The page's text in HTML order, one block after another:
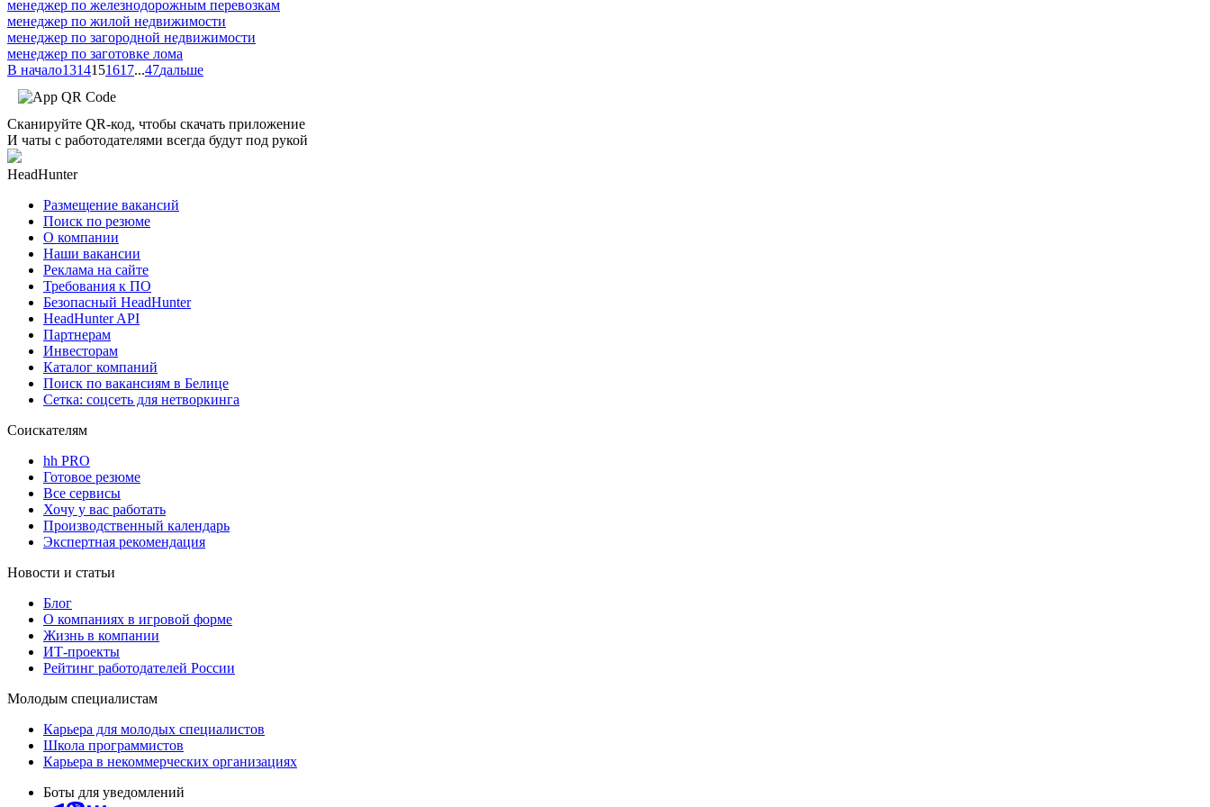
менеджер по железнодорожным перевозкам
менеджер по жилой недвижимости
менеджер по загородной недвижимости
менеджер по заготовке лома
В начало1314151617...47дальше
Сканируйте QR-код, чтобы скачать приложение
И чаты с работодателями всегда будут под рукой
HeadHunter
Размещение вакансий
Поиск по резюме
О компании
Наши вакансии
Реклама на сайте
Требования к ПО
Безопасный HeadHunter
HeadHunter API
Партнерам
Инвесторам
Каталог компаний
Поиск по вакансиям в Белице
Сетка: соцсеть для нетворкинга
Соискателям
hh PRO
Готовое резюме
Все сервисы
Хочу у вас работать
Производственный календарь
Экспертная рекомендация
Новости и статьи
Блог
О компаниях в игровой форме
Жизнь в компании
ИТ-проекты
Рейтинг работодателей России
Молодым специалистам
Карьера для молодых специалистов
Школа программистов
Карьера в некоммерческих организациях
Боты для уведомлений